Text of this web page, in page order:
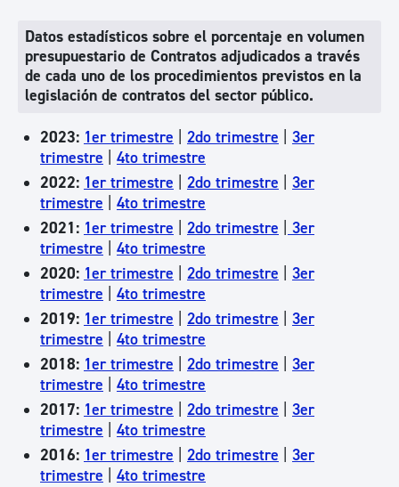
Datos estadísticos sobre el porcentaje en volumen
presupuestario de Contratos adjudicados a través
de cada uno de los procedimientos previstos en la
legislación de contratos del sector público.
2023: 1er trimestre 2do trimestre
3er
trimestre
4to trimestre
2022: 1er trimestre 2do trimestre
3er
trimestre
4to trimestre
2021: 1er trimestre 2do trimestre
3er
trimestre
4to trimestre
2020: 1er trimestre 2do trimestre
3er
trimestre
4to trimestre
2019: 1er trimestre 2do trimestre
3er
trimestre
4to trimestre
2018: 1er trimestre 2do trimestre
3er
trimestre
4to trimestre
2017: 1er trimestre 2do trimestre
3er
trimestre
4to trimestre
2016: 1er trimestre 2do trimestre
3er
trimestre
4to trimestre